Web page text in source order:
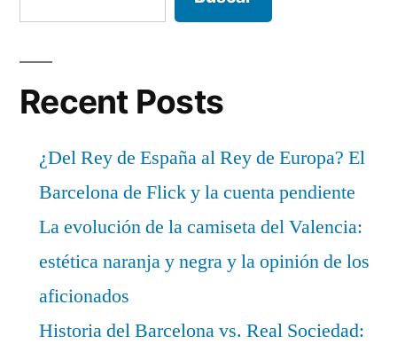
Recent Posts
¿Del Rey de España al Rey de Europa? El
Barcelona de Flick y la cuenta pendiente
La evolución de la camiseta del Valencia:
estética naranja y negra y la opinión de los
aficionados
Historia del Barcelona vs. Real Sociedad: